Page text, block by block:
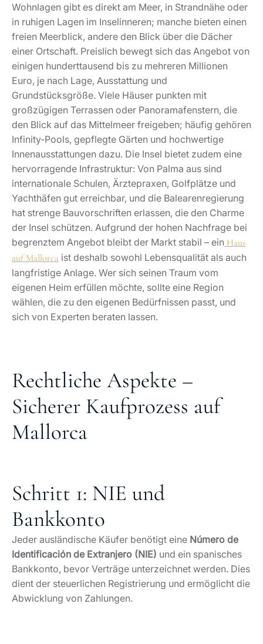
Wohnlagen gibt es direkt am Meer, in Strandnähe oder
in ruhigen Lagen im Inselinneren; manche bieten einen
freien Meerblick, andere den Blick über die Dächer
einer Ortschaft. Preislich bewegt sich das Angebot von
einigen hunderttausend bis zu mehreren Millionen
Euro, je nach Lage, Ausstattung und
Grundstücksgröße. Viele Häuser punkten mit
großzügigen Terrassen oder Panoramafenstern, die
den Blick auf das Mittelmeer freigeben; häufig gehören
Infinity‑Pools, gepflegte Gärten und hochwertige
Innenausstattungen dazu. Die Insel bietet zudem eine
hervorragende Infrastruktur: Von Palma aus sind
internationale Schulen, Ärztepraxen, Golfplätze und
Yachthäfen gut erreichbar, und die Balearenregierung
hat strenge Bauvorschriften erlassen, die den Charme
der Insel schützen. Aufgrund der hohen Nachfrage bei
begrenztem Angebot bleibt der Markt stabil – ein Haus
auf Mallorca ist deshalb sowohl Lebensqualität als auch
langfristige Anlage. Wer sich seinen Traum vom
eigenen Heim erfüllen möchte, sollte eine Region
wählen, die zu den eigenen Bedürfnissen passt, und
sich von Experten beraten lassen.
Rechtliche Aspekte –
Sicherer Kaufprozess auf
Mallorca
Schritt 1: NIE und
Bankkonto
Jeder ausländische Käufer benötigt eine Número de
Identificación de Extranjero (NIE) und ein spanisches
Bankkonto, bevor Verträge unterzeichnet werden. Dies
dient der steuerlichen Registrierung und ermöglicht die
Abwicklung von Zahlungen.